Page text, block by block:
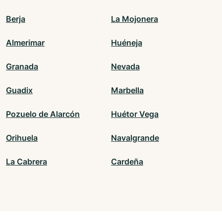
Berja La Mojonera
Almerimar Huéneja
Granada Nevada
Guadix Marbella
Pozuelo de Alarcón Huétor Vega
Orihuela Navalgrande
La Cabrera Cardeña